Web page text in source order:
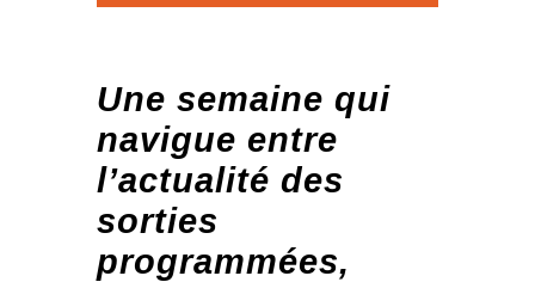
Une semaine qui
navigue entre
l’actualité des
sorties
programmées,